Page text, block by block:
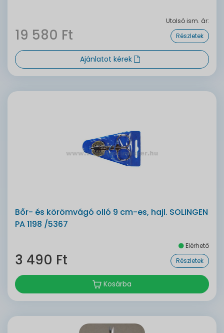
Utolsó ism. ár:
19 580 Ft Részletek
Ajánlatot kérek
Bőr- és körömvágó olló 9 cm-es, hajl. SOLINGEN
PA 1198 /5367
Elérhető
3 490 Ft Részletek
Kosárba